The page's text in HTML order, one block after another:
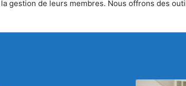
gestion de leurs membres. Nous offrons des